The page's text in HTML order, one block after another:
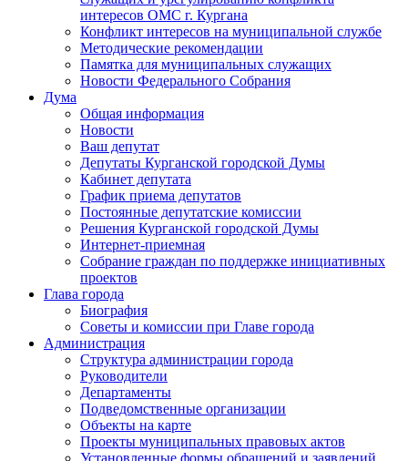
интересов ОМС г. Кургана
Конфликт интересов на муниципальной службе
Методические рекомендации
Памятка для муниципальных служащих
Новости Федерального Cобрания
Дума
Общая информация
Новости
Ваш депутат
Депутаты Курганской городской Думы
Кабинет депутата
График приема депутатов
Постоянные депутатские комиссии
Решения Курганской городской Думы
Интернет-приемная
Собрание граждан по поддержке инициативных
проектов
Глава города
Биография
Советы и комиссии при Главе города
Администрация
Структура администрации города
Руководители
Департаменты
Подведомственные организации
Объекты на карте
Проекты муниципальных правовых актов
Установленные формы обращений и заявлений